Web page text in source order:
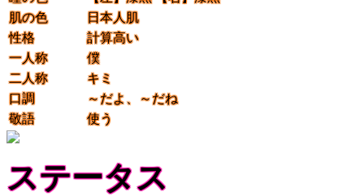
肌の色
日本人肌
性格
計算高い
一人称
僕
二人称
キミ
口調
～だよ、～だね
敬語
使う
ステータス